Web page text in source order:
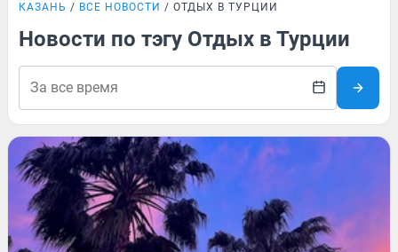
КАЗАНЬ ВСЕ НОВОСТИ ОТДЫХ В ТУРЦИИ
Новости по тэгу Отдых в Турции